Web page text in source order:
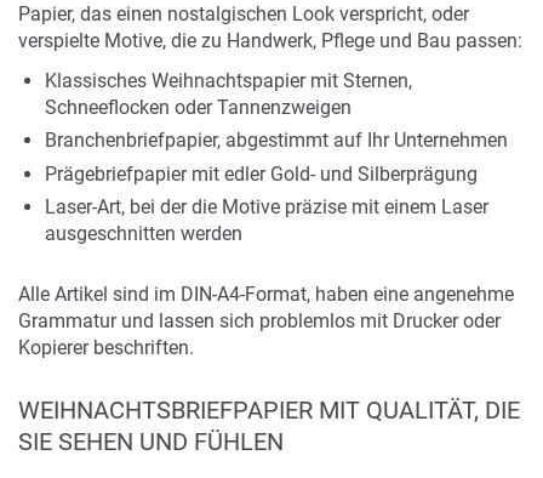
Papier, das einen nostalgischen Look verspricht, oder
verspielte Motive, die zu Handwerk, Pflege und Bau passen:
Klassisches Weihnachtspapier mit Sternen,
Schneeflocken oder Tannenzweigen
Branchenbriefpapier, abgestimmt auf Ihr Unternehmen
Prägebriefpapier mit edler Gold- und Silberprägung
Laser-Art, bei der die Motive präzise mit einem Laser
ausgeschnitten werden
Alle Artikel sind im DIN-A4-Format, haben eine angenehme
Grammatur und lassen sich problemlos mit Drucker oder
Kopierer beschriften.
WEIHNACHTSBRIEFPAPIER MIT QUALITÄT, DIE
SIE SEHEN UND FÜHLEN